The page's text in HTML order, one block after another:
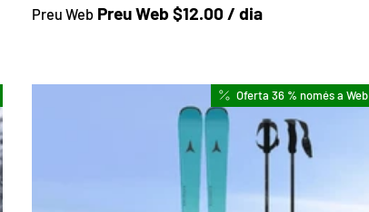
Preu a la botiga
Preu Web Preu Web $12.00 / dia
Oferta 36 % només a Web